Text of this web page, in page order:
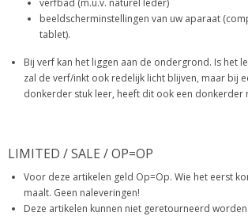
verfbad (m.u.v. naturel leder)
beeldscherminstellingen van uw aparaat
tablet).
Bij verf kan het liggen aan de ondergrond. Is het
zal de verf/inkt ook redelijk licht blijven, maar bij
donkerder stuk leer, heeft dit ook een donkerder
LIMITED / SALE / OP=OP
Voor deze artikelen geld Op=Op. Wie het eerst
maalt. Geen naleveringen!
Deze artikelen kunnen niet geretourneerd worden.